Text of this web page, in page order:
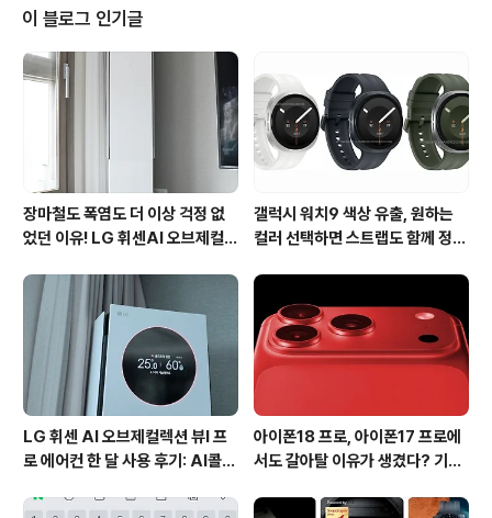
드와 애플의 스마트폰과 태블릿PC를 차량에서 빠르게 충
전할 수 있는 Kuel P12 Q/C 차량용 시거잭입니다. 패키지
박스는 슬림하고 아담한 사이즈로 제작되어 있습니다. SG
P Kuel P12 Q/C 차량용 시거잭의 가장 큰 특징이 있다면,
출력이 10W나 된다는 것인데요. 일반적인 차량용 시거잭
의 경우..
이 블로그 인기글
장마철도 폭염도 더 이상 걱정 없
었던 이유! LG 휘센AI 오브제컬렉
사용 후기
갤럭시 워치9 색상 유출, 원하는
컬러 선택하면 스트랩도 함께 정해
LG 휘센 AI 오브제컬렉션 뷰I 프
로 에어컨 한 달 사용 후기: AI콜드
아이폰18 프로, 아이폰17 프로에
서도 갈아탈 이유가 생겼다? 기대